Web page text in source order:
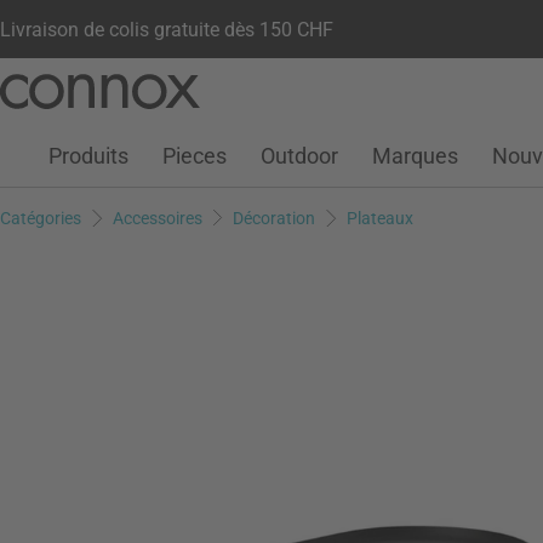
Livraison de colis gratuite dès 150 CHF
contenu
Votre compteListe de souhaits
Warenkorb
Produits Pieces Outdoor Marques
Catégories Accessoires Décoration Plateaux